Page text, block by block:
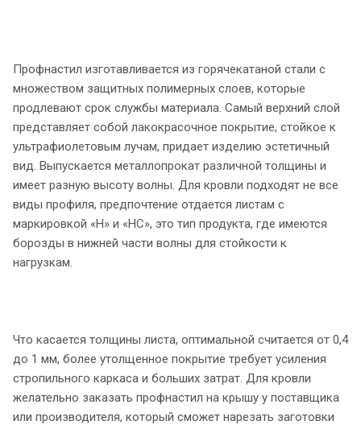
Профнастил изготавливается из горячекатаной стали с
множеством защитных полимерных слоев, которые
продлевают срок службы материала. Самый верхний слой
представляет собой лакокрасочное покрытие, стойкое к
ультрафиолетовым лучам, придает изделию эстетичный
вид. Выпускается металлопрокат различной толщины и
имеет разную высоту волны. Для кровли подходят не все
виды профиля, предпочтение отдается листам с
маркировкой «Н» и «НС», это тип продукта, где имеются
борозды в нижней части волны для стойкости к
нагрузкам.
Что касается толщины листа, оптимальной считается от 0,4
до 1 мм, более утолщенное покрытие требует усиления
стропильного каркаса и больших затрат. Для кровли
желательно заказать профнастил на крышу у поставщика
или производителя, который сможет нарезать заготовки